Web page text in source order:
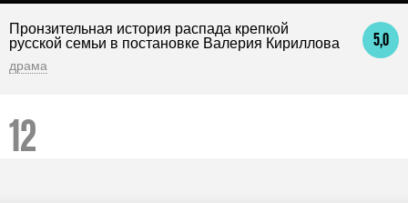
5,0
Пронзительная история распада крепкой
русской семьи в постановке Валерия Кириллова
драма